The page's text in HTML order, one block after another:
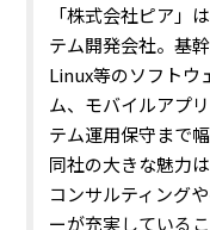
「株式会社ピア」
テム開発会社。基
Linux等のソフトウ
ム、モバイルアプ
テム運用保守まで
同社の大きな魅力
コンサルティング
ーが充実しているこ